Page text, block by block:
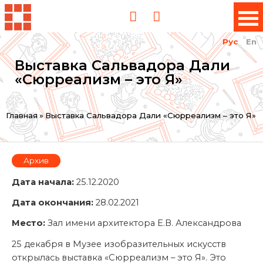
Рус En
Выставка Сальвадора Дали
«Сюрреализм – это Я»
Вы
здесь
Главная»Выставка Сальвадора Дали «Сюрреализм – это Я»
Архив
Дата начала: 25.12.2020
Дата окончания: 28.02.2021
Место: Зал имени архитектора Е.В. Александрова
25 декабря в Музее изобразительных искусств
открылась выставка «Сюрреализм – это Я». Это